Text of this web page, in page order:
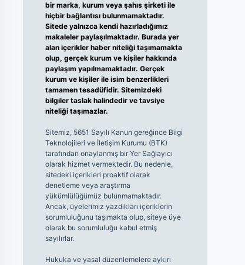
bir marka, kurum veya şahıs şirketi ile
hiçbir bağlantısı bulunmamaktadır.
Sitede yalnızca kendi hazırladığımız
makaleler paylaşılmaktadır. Burada yer
alan içerikler haber niteliği taşımamakta
olup, gerçek kurum ve kişiler hakkında
paylaşım yapılmamaktadır. Gerçek
kurum ve kişiler ile isim benzerlikleri
tamamen tesadüfidir. Sitemizdeki
bilgiler taslak halindedir ve tavsiye
niteliği taşımazlar.
Sitemiz, 5651 Sayılı Kanun gereğince Bilgi
Teknolojileri ve İletişim Kurumu (BTK)
tarafından onaylanmış bir Yer Sağlayıcı
olarak hizmet vermektedir. Bu nedenle,
sitedeki içerikleri proaktif olarak
denetleme veya araştırma
yükümlülüğümüz bulunmamaktadır.
Ancak, üyelerimiz yazdıkları içeriklerin
sorumluluğunu taşımakta olup, siteye üye
olarak bu sorumluluğu kabul etmiş
sayılırlar.
Hukuka ve yasal düzenlemelere aykırı